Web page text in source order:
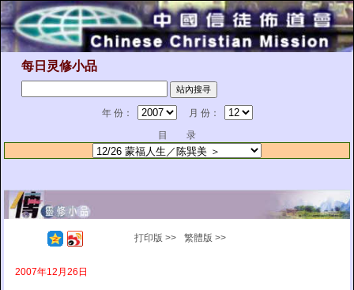
每日灵修小品
年 份：
月 份：
目 录
打印版 >> 繁體版 >>
2007年12月26日